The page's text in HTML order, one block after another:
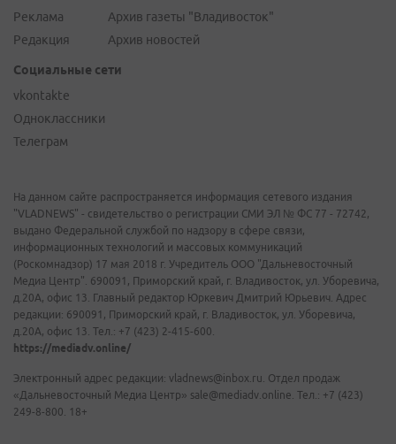
Реклама
Редакция
Архив газеты "Владивосток"
Архив новостей
Социальные сети
vkontakte
Одноклассники
Телеграм
На данном сайте распространяется информация сетевого издания
"VLADNEWS" - свидетельство о регистрации СМИ ЭЛ № ФС 77 - 72742,
выдано Федеральной службой по надзору в сфере связи,
информационных технологий и массовых коммуникаций
(Роскомнадзор) 17 мая 2018 г. Учредитель ООО "Дальневосточный
Медиа Центр". 690091, Приморский край, г. Владивосток, ул. Уборевича,
д.20А, офис 13. Главный редактор Юркевич Дмитрий Юрьевич. Адрес
редакции: 690091, Приморский край, г. Владивосток, ул. Уборевича,
д.20А, офис 13. Тел.: +7 (423) 2-415-600.
https://mediadv.online/
Электронный адрес редакции: vladnews@inbox.ru. Отдел продаж
«Дальневосточный Медиа Центр» sale@mediadv.online. Тел.: +7 (423)
249-8-800. 18+